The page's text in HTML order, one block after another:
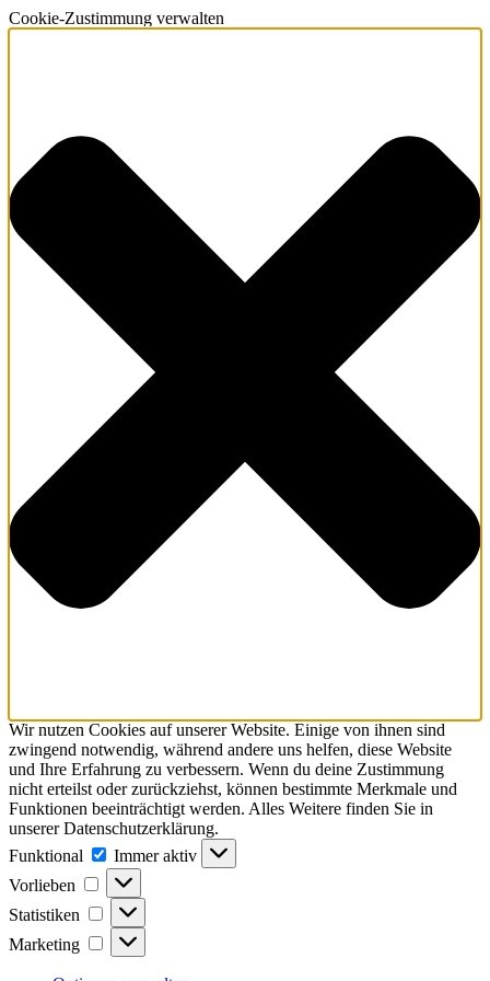
Cookie-Zustimmung verwalten
Wir nutzen Cookies auf unserer Website. Einige von ihnen sind
zwingend notwendig, während andere uns helfen, diese Website
und Ihre Erfahrung zu verbessern. Wenn du deine Zustimmung
nicht erteilst oder zurückziehst, können bestimmte Merkmale und
Funktionen beeinträchtigt werden. Alles Weitere finden Sie in
unserer Datenschutzerklärung.
Funktional
Funktional
Immer aktiv
Vorlieben
Vorlieben
Statistiken Statistiken
Marketing Marketing